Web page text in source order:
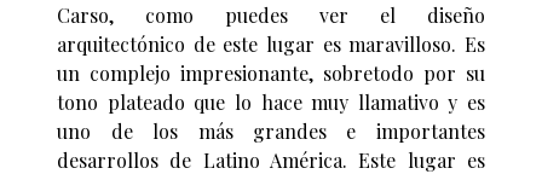
Carso, como puedes ver el diseño
arquitectónico de este lugar es maravilloso. Es
un complejo impresionante, sobretodo por su
tono plateado que lo hace muy llamativo y es
uno de los más grandes e importantes
desarrollos de Latino América. Este lugar es